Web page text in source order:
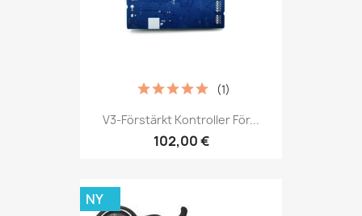
V3-Förstärkt Kontroller För...
102,00 €
(1)
NY